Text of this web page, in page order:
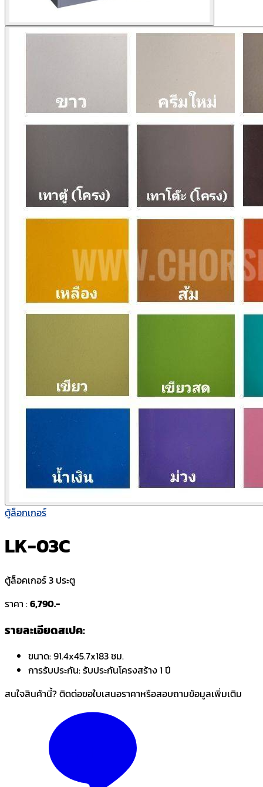
ตู้ล็อกเกอร์
LK-03C
ตู้ล็อคเกอร์ 3 ประตู
ราคา :6,790.-
รายละเอียดสเปค:
ขนาด:91.4x45.7x183 ซม.
การรับประกัน:รับประกันโครงสร้าง 1 ปี
สนใจสินค้านี้? ติดต่อขอใบเสนอราคาหรือสอบถามข้อมูลเพิ่มเติม